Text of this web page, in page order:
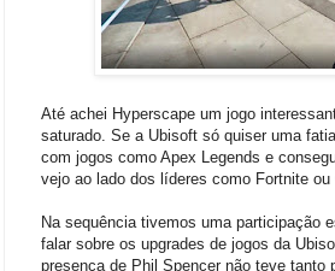
Até achei Hyperscape um jogo
saturado. Se a Ubisoft só quiser uma
com jogos como Apex Legends e
vejo ao lado dos líderes como Fortnite ou
Na sequência tivemos uma participação
falar sobre os upgrades de jogos da
presença de Phil Spencer não teve tanto